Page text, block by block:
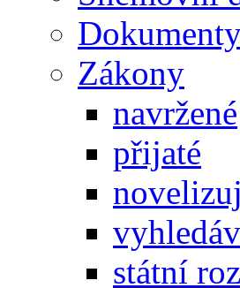
Zákony
navržené
přijaté
státní